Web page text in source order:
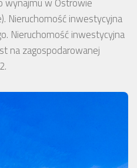
wynajmu w Ostrowie
Nieruchomość inwestycyjna
Nieruchomość inwestycyjna
na zagospodarowanej